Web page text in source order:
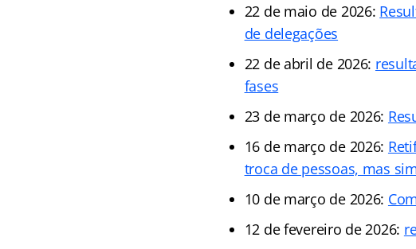
22 de maio de 2026:
de delegações
22 de abril de 2026:
fases
23 de março de 2026:
16 de março de 2026:
troca de pessoas, mas
10 de março de 2026:
12 de fevereiro de 2026: